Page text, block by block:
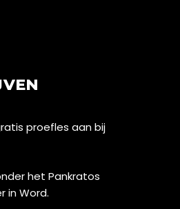
proefles aan bij
het Pankratos
in Word.